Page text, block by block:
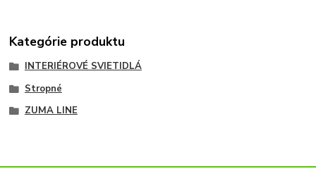
Kategórie produktu
INTERIÉROVÉ SVIETIDLÁ
Stropné
ZUMA LINE